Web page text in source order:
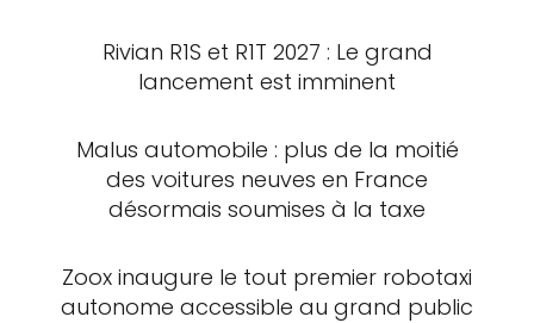
Rivian R1S et R1T 2027 : Le grand
lancement est imminent
Malus automobile : plus de la moitié
des voitures neuves en France
désormais soumises à la taxe
Zoox inaugure le tout premier robotaxi
autonome accessible au grand public